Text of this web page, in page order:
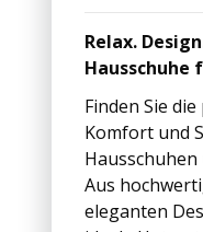
Relax.
Hausschuhe
Finden Sie
Komfort und
Aus
eleganten